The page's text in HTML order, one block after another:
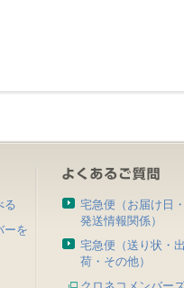
る
ーを
宅急便（お届け日・
発送情報関係）
宅急便（送り状・出
荷・その他）